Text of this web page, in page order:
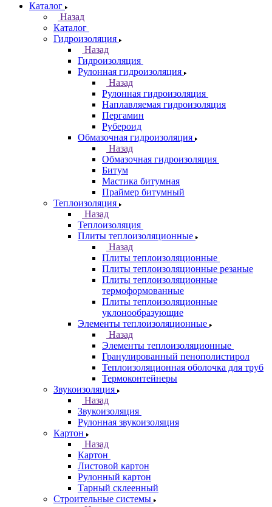
Каталог
Назад
Каталог
Гидроизоляция
Назад
Гидроизоляция
Рулонная гидроизоляция
Назад
Рулонная гидроизоляция
Наплавляемая гидроизоляция
Пергамин
Рубероид
Обмазочная гидроизоляция
Назад
Обмазочная гидроизоляция
Битум
Мастика битумная
Праймер битумный
Теплоизоляция
Назад
Теплоизоляция
Плиты теплоизоляционные
Назад
Плиты теплоизоляционные
Плиты теплоизоляционные резаные
Плиты теплоизоляционные
термоформованные
Плиты теплоизоляционные
уклонообразующие
Элементы теплоизоляционные
Назад
Элементы теплоизоляционные
Гранулированный пенополистирол
Теплоизоляционная оболочка для труб
Термоконтейнеры
Звукоизоляция
Назад
Звукоизоляция
Рулонная звукоизоляция
Картон
Назад
Картон
Листовой картон
Рулонный картон
Тарный склеенный
Строительные системы